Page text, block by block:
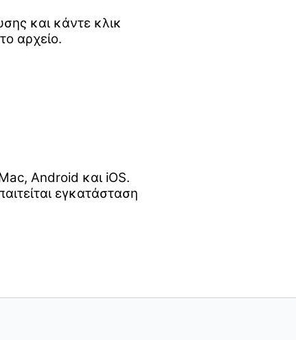
και κάντε κλικ
αρχείο.
Android και iOS.
εγκατάσταση